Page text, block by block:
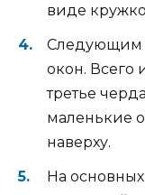
виде
Следующим
окон. Всего
третье
маленькие
наверху.
На основных